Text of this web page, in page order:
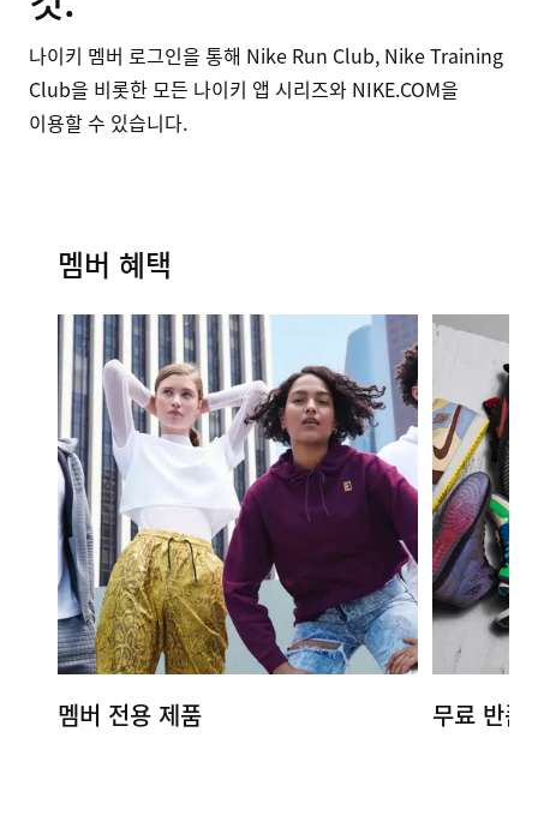
나이키 멤버 로그인을 통해 Nike Run Club, Nike Training
Club을 비롯한 모든 나이키 앱 시리즈와 NIKE.COM을
이용할 수 있습니다.
멤버 혜택
멤버 전용 제품 무료 반품